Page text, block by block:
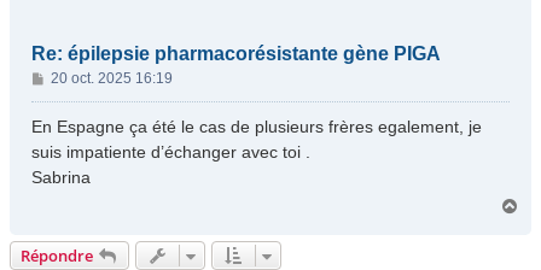
Re: épilepsie pharmacorésistante gène PIGA
M
e
s
s
g
20 oct. 2025 16:19
En Espagne ça été le cas de plusieurs frères egalement, je
suis impatiente d’échanger avec toi .
Sabrina
Répondre